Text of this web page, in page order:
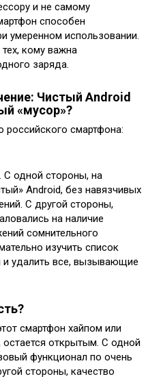
и не самому
способен
умеренном использовании.
кому важна
заряда.
Чистый Android
«мусор»?
С одной стороны, на
Android, без навязчивых
С другой стороны,
на наличие
сомнительного
изучить список
и удалить все, вызывающие
смартфон хайпом или
открытым. С одной
функционал по очень
стороны, качество